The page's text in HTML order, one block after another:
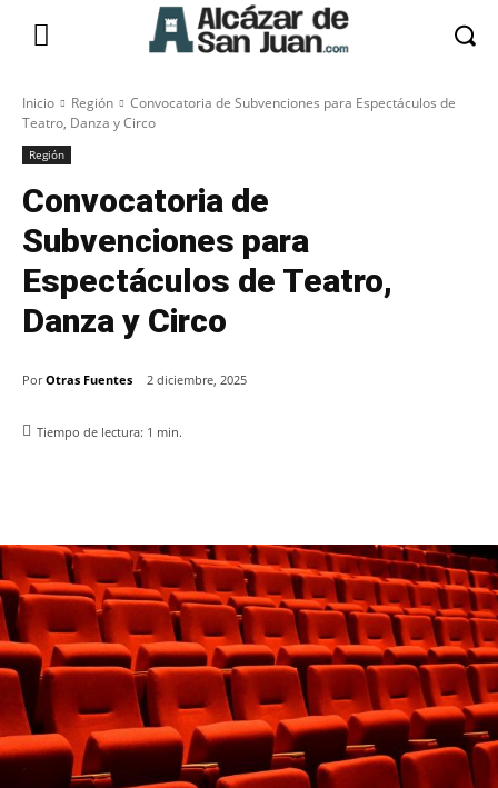
Inicio Región
Convocatoria de Subvenciones para Espectáculos de
Teatro, Danza y Circo
Región
Convocatoria de
Subvenciones para
Espectáculos de Teatro,
Danza y Circo
Por Otras Fuentes 2 diciembre, 2025
Tiempo de lectura: 1 min.